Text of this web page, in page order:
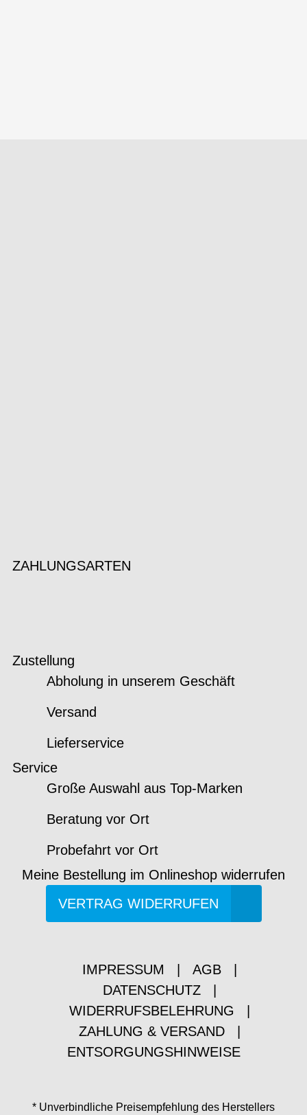
ZAHLUNGSARTEN
Zustellung
Abholung in unserem Geschäft
Versand
Lieferservice
Service
Große Auswahl aus Top-Marken
Beratung vor Ort
Probefahrt vor Ort
Meine Bestellung im Onlineshop widerrufen
VERTRAG WIDERRUFEN
IMPRESSUM AGB
DATENSCHUTZ
WIDERRUFSBELEHRUNG
ZAHLUNG & VERSAND
ENTSORGUNGSHINWEISE
* Unverbindliche Preisempfehlung des Herstellers